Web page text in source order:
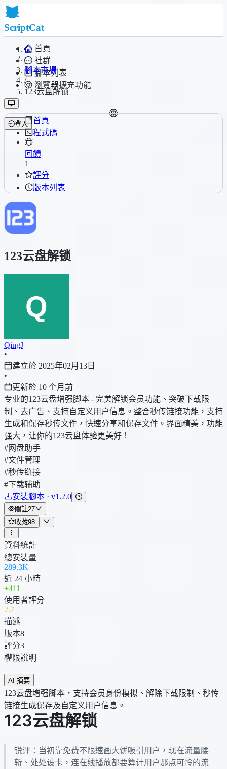
ScriptCat
首頁
社群
腳本列表
瀏覽器擴充功能
登入
/
腳本市場
/
123云盘解锁
首頁
程式碼
回饋
1
評分
版本列表
123云盘解锁
QingJ
•
建立於 2025年02月13日
•
更新於 10 个月前
专业的123云盘增强脚本 - 完美解锁会员功能、突破下载限
制、去广告、支持自定义用户信息。整合秒传链接功能，支持
生成和保存秒传文件，快速分享和保存文件。界面精美，功能
强大，让你的123云盘体验更美好！
#网盘助手
#文件管理
#秒传链接
#下载辅助
安裝腳本 · v1.2.0
關註27
收藏98
資料統計
總安裝量
289.3K
近 24 小時
+411
使用者評分
2.7
描述
版本8
評分3
權限說明
AI 摘要
123云盘增强脚本，支持会员身份模拟、解除下载限制、秒传
链接生成保存及自定义用户信息。
123云盘解锁
锐评：当初靠免费不限速画大饼吸引用户，现在流量腰
斩、处处设卡，连在线播放都要算计用户那点可怜的流